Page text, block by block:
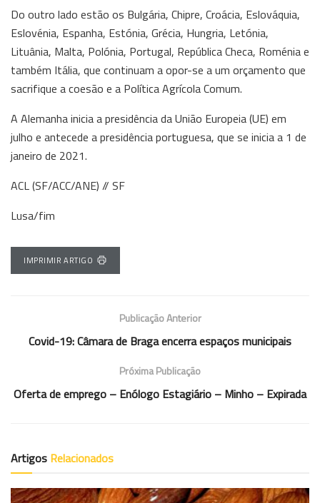
Do outro lado estão os Bulgária, Chipre, Croácia, Eslováquia,
Eslovénia, Espanha, Estónia, Grécia, Hungria, Letónia,
Lituânia, Malta, Polónia, Portugal, República Checa, Roménia e
também Itália, que continuam a opor-se a um orçamento que
sacrifique a coesão e a Política Agrícola Comum.
A Alemanha inicia a presidência da União Europeia (UE) em
julho e antecede a presidência portuguesa, que se inicia a 1 de
janeiro de 2021.
ACL (SF/ACC/ANE) // SF
Lusa/fim
IMPRIMIR ARTIGO
Publicação Anterior
Covid-19: Câmara de Braga encerra espaços municipais
Próxima Publicação
Oferta de emprego – Enólogo Estagiário – Minho – Expirada
Artigos Relacionados